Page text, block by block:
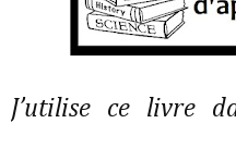
J’utilise ce livre